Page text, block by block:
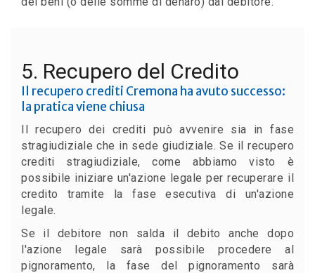
5. Recupero del Credito
Il recupero crediti Cremona ha avuto successo:
la pratica viene chiusa
Il recupero dei crediti può avvenire sia in fase
stragiudiziale che in sede giudiziale. Se il recupero
crediti stragiudiziale, come abbiamo visto è
possibile iniziare un'azione legale per recuperare il
credito tramite la fase esecutiva di un'azione
legale.
Se il debitore non salda il debito anche dopo
l'azione legale sarà possibile procedere al
pignoramento, la fase del pignoramento sarà